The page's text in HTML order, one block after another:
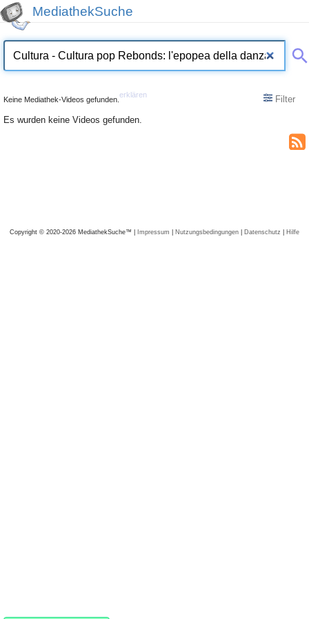
MediathekSuche
Keine Mediathek-Videos gefunden.
erklären
Filter
Es wurden keine Videos gefunden.
Copyright © 2020-2026 MediathekSuche™ | Impressum | Nutzungsbedingungen | Datenschutz | Hilfe